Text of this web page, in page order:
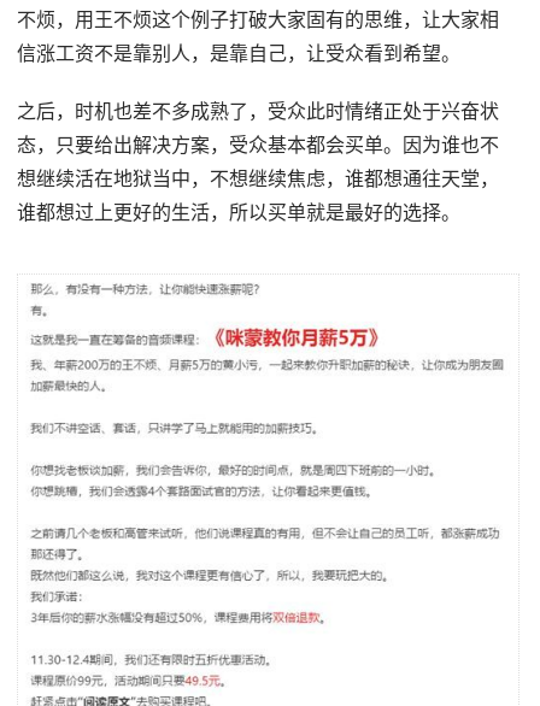
不烦，用王不烦这个例子打破大家固有的思维，让大家相
信涨工资不是靠别人，是靠自己，让受众看到希望。
之后，时机也差不多成熟了，受众此时情绪正处于兴奋状
态，只要给出解决方案，受众基本都会买单。因为谁也不
想继续活在地狱当中，不想继续焦虑，谁都想通往天堂，
谁都想过上更好的生活，所以买单就是最好的选择。